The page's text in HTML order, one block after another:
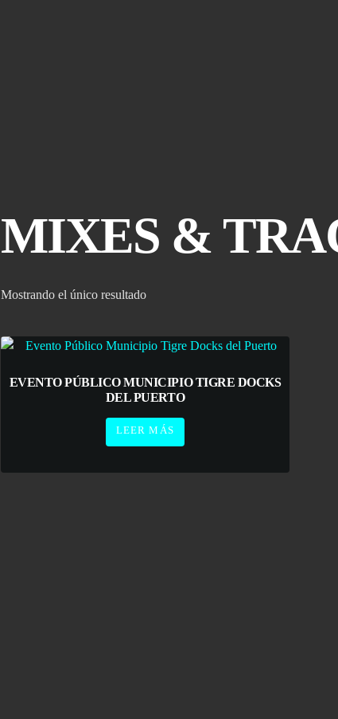
MIXES &
Mostrando el único resultado
EVENTO PÚBLICO MUNICIPIO TIGRE DOCKS
DEL PUERTO
LEER MÁS